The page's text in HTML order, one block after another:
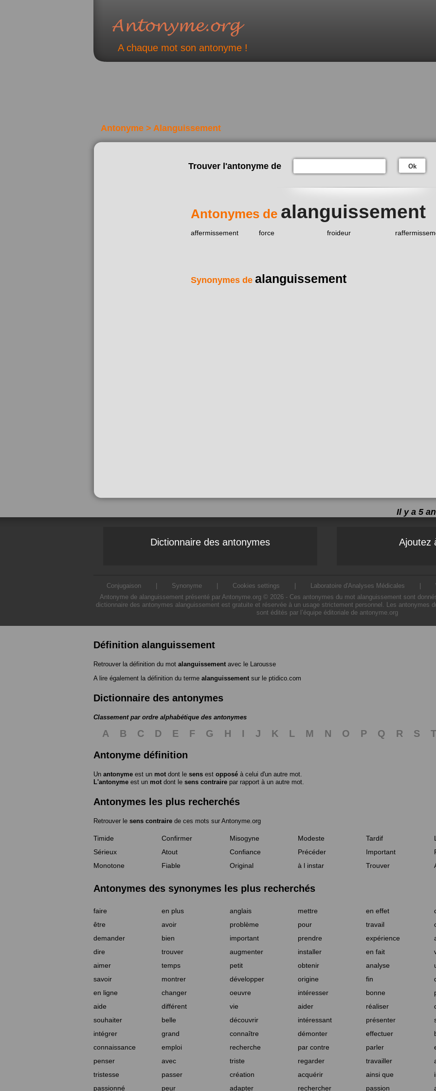
A chaque mot son antonyme !
Antonyme > Alanguissement
Trouver l'antonyme de Ok
Antonymes de alanguissement
affermissement force froideur
Synonymes de alanguissement
Il y a 5
Dictionnaire des antonymes Ajoutez
Conjugaison Synonyme Cookies settings Laboratoire d'Analyses Médicales
Antonyme de alanguissement présenté par Antonyme.org © 2026 - Ces antonymes du mot alanguissement sont
dictionnaire des antonymes alanguissement est gratuite et réservée à un usage strictement personnel. Les antonymes
sont édités par l’équipe éditoriale de antonyme.org
Définition alanguissement
Retrouver la définition du mot alanguissement avec le Larousse
A lire également la définition du terme alanguissement sur le ptidico.com
Dictionnaire des antonymes
Classement par ordre alphabétique des antonymes
A B C D E F G H I J K L M N O P Q R S T
Antonyme définition
Un antonyme est un mot dont le sens est opposé à celui d'un autre mot.
L'antonyme est un mot dont le sens contraire par rapport à un autre mot.
Antonymes les plus recherchés
Retrouver le sens contraire de ces mots sur Antonyme.org
Timide Confirmer Misogyne Modeste Tardif
Sérieux
Atout Confiance Précéder Important
Monotone
Fiable Original à l instar Trouver
Antonymes des synonymes les plus recherchés
faire en plus anglais mettre en effet
être
avoir problème pour travail
demander
bien important prendre expérience
dire
trouver augmenter installer en fait
aimer
temps petit obtenir analyse
savoir
montrer développer origine fin
en ligne
changer oeuvre intéresser bonne
aide
différent vie aider réaliser
souhaiter
belle découvrir intéressant présenter
intégrer
grand connaître démonter effectuer
connaissance
emploi recherche par contre parler
penser
avec triste regarder travailler
tristesse
passer création acquérir ainsi que
passionné
peur adapter rechercher passion